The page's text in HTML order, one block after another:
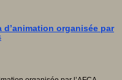
d’animation organisée par